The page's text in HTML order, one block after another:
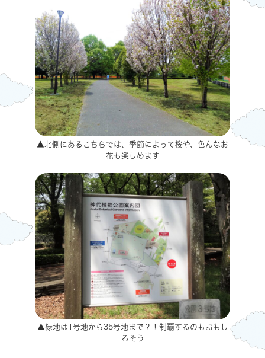
▲北側にあるこちらでは、季節によって桜や、色んなお
花も楽しめます
▲緑地は1号地から35号地まで？！制覇するのもおもし
ろそう